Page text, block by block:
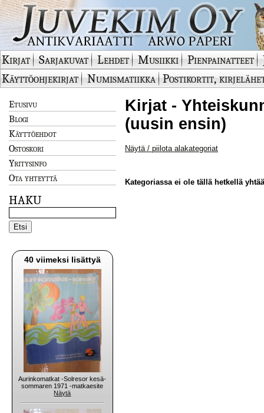
Kirjat Sarjakuvat Lehdet Musiikki Pienpainatteet
Käyttöohjekirjat
Numismatiikka Postikortit,
Etusivu
Blogi
Käyttöehdot
Ostoskori
Yritysinfo
Ota yhteyttä
HAKU
40 viimeksi lisättyä
Aurinkomatkat -Solresor kesä-
sommaren 1971 -matkaesite
Näytä
Kirjat -
(uusin ensin)
Näytä / piilota alakategoriat
Kategoriassa ei ole tällä hetkellä